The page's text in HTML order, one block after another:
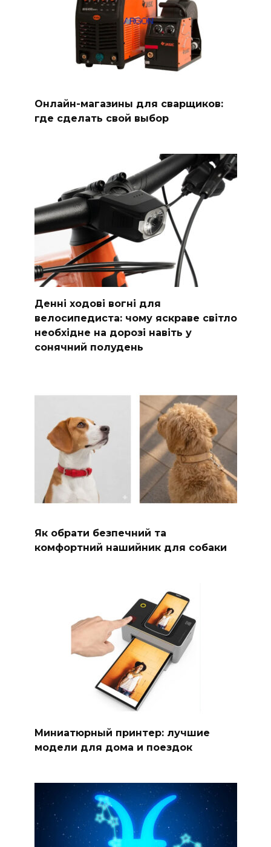
Онлайн-магазины для сварщиков:
где сделать свой выбор
Денні ходові вогні для
велосипедиста: чому яскраве світло
необхідне на дорозі навіть у
сонячний полудень
Як обрати безпечний та
комфортний нашийник для собаки
Миниатюрный принтер: лучшие
модели для дома и поездок